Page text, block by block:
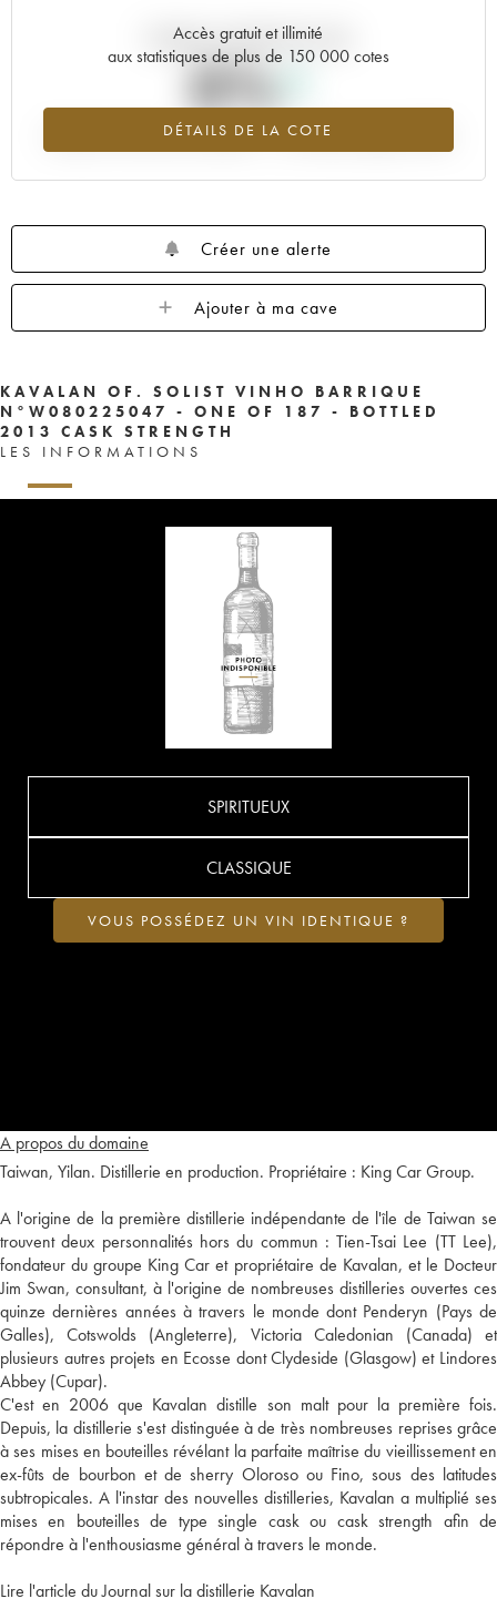
Accès gratuit et illimité
aux statistiques de plus de 150 000 cotes
DÉTAILS DE LA COTE
Tendance actuelle de la cote
0%
Tendance à la hausse du millésime ---- en 2026 par rapport à 2025
Créer une alerte
Ajouter à ma cave
KAVALAN OF. SOLIST VINHO BARRIQUE
N°W080225047 - ONE OF 187 - BOTTLED
2013 CASK STRENGTH
LES INFORMATIONS
A propos du domaine
Taiwan, Yilan. Distillerie en production. Propriétaire : King Car Group.
A l'origine de la première distillerie indépendante de l'île de Taiwan se
trouvent deux personnalités hors du commun : Tien-Tsai Lee (TT Lee),
fondateur du groupe King Car et propriétaire de Kavalan, et le Docteur
Jim Swan, consultant, à l'origine de nombreuses distilleries ouvertes ces
quinze dernières années à travers le monde dont Penderyn (Pays de
Galles), Cotswolds (Angleterre), Victoria Caledonian (Canada) et
plusieurs autres projets en Ecosse dont Clydeside (Glasgow) et Lindores
Abbey (Cupar).
C'est en 2006 que Kavalan distille son malt pour la première fois.
Depuis, la distillerie s'est distinguée à de très nombreuses reprises grâce
à ses mises en bouteilles révélant la parfaite maîtrise du vieillissement en
ex-fûts de bourbon et de sherry Oloroso ou Fino, sous des latitudes
subtropicales. A l'instar des nouvelles distilleries, Kavalan a multiplié ses
mises en bouteilles de type single cask ou cask strength afin de
répondre à l'enthousiasme général à travers le monde.
Lire l'article du Journal sur la distillerie Kavalan
SPIRITUEUX
CLASSIQUE
VOUS POSSÉDEZ UN VIN IDENTIQUE ?